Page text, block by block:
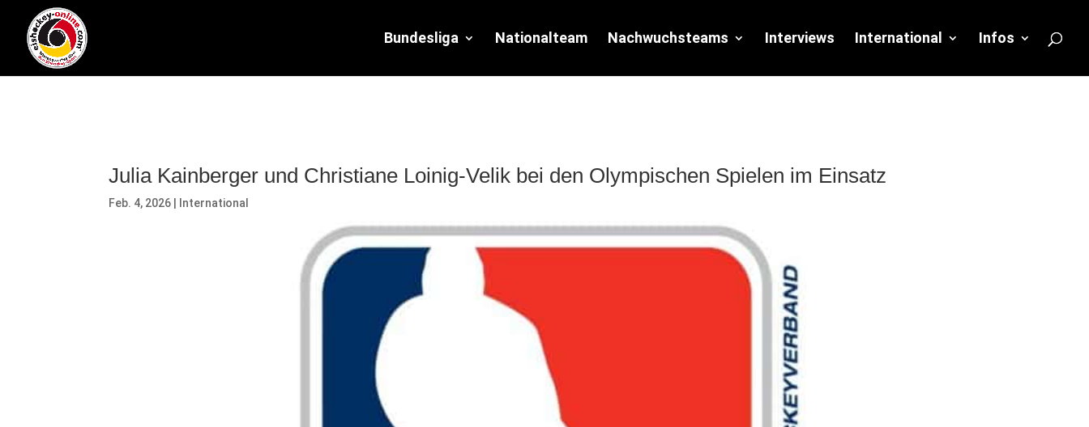
Bundesliga Nationalteam Nachwuchsteams Interviews International Infos
Julia Kainberger und Christiane Loinig-Velik bei den Olympischen Spielen im Einsatz
Feb. 4, 2026 International